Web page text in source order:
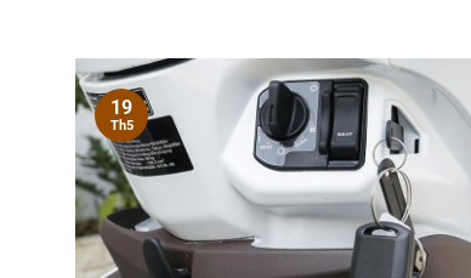
19
Th5